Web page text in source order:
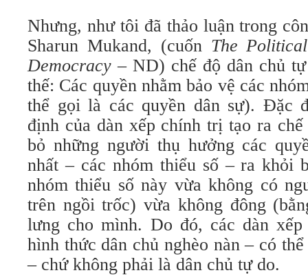
Nhưng, như tôi đã thảo luận trong
Sharun Mukand, (cuốn The
Democracy – ND) chế độ dân chủ
thế: Các quyền nhằm bảo vệ các
thể gọi là các quyền dân sự). Đặc
định của dàn xếp chính trị tạo ra
bỏ những người thụ hưởng các
nhất – các nhóm thiểu số – ra khỏi
nhóm thiểu số này vừa không có
trên ngồi trốc) vừa không đông
lưng cho mình. Do đó, các dàn
hình thức dân chủ nghèo nàn – có
– chứ không phải là dân chủ tự do.